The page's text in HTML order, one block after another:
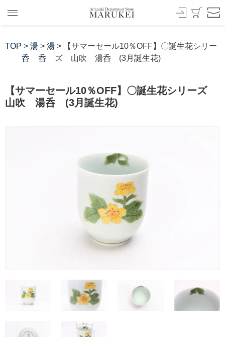
TOP > 湯
呑
> 湯
呑
> 【サマーセール10％OFF】〇誕生花シリー
ズ 山吹 湯呑 (3月誕生花)
【サマーセール10％OFF】〇誕生花シリーズ
山吹 湯呑 (3月誕生花)